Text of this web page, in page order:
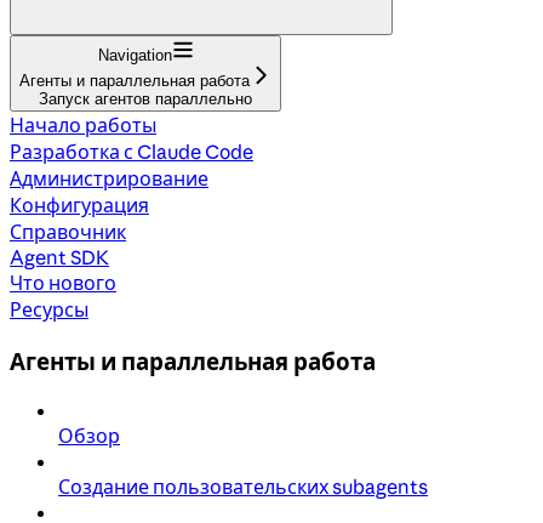
Navigation
Агенты и параллельная работа
Запуск агентов параллельно
Начало работы
Разработка с Claude Code
Администрирование
Конфигурация
Справочник
Agent SDK
Что нового
Ресурсы
Агенты и параллельная работа
Обзор
Создание пользовательских subagents